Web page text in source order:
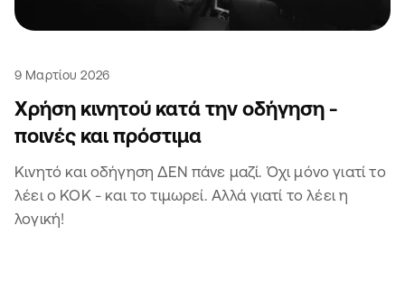
9 Μαρτίου 2026
Χρήση κινητού κατά την οδήγηση -
ποινές και πρόστιμα
Κινητό και οδήγηση ΔΕΝ πάνε μαζί. Όχι μόνο γιατί το
λέει ο ΚΟΚ - και το τιμωρεί. Αλλά γιατί το λέει η
λογική!